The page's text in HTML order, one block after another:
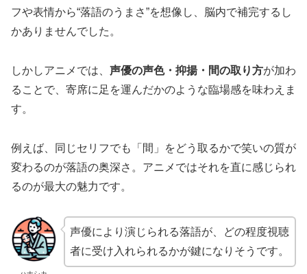
フや表情から“落語のうまさ”を想像し、脳内で補完するし
かありませんでした。
しかしアニメでは、 声優の声色・抑揚・間の取り方が加わ
ることで、寄席に足を運んだかのような臨場感を味わえま
す。
例えば、同じセリフでも「間」をどう取るかで笑いの質が
変わるのが落語の奥深さ。アニメではそれを直に感じられ
るのが最大の魅力です。
声優により演じられる落語が、どの程度視聴
者に受け入れられるかが鍵になりそうです。